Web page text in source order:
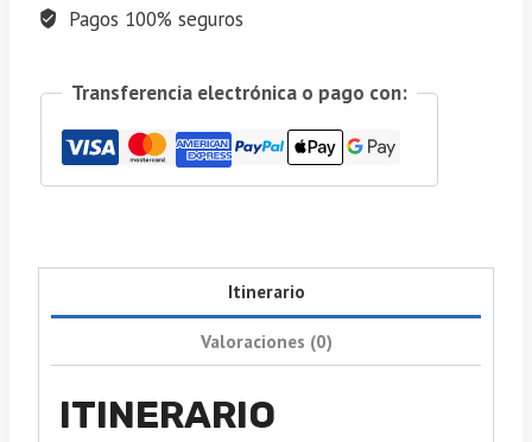
Pagos 100% seguros
Transferencia electrónica o pago con:
Itinerario
Valoraciones (0)
ITINERARIO